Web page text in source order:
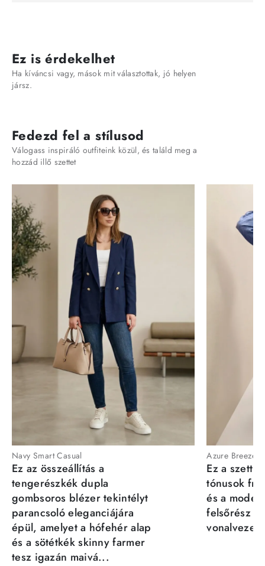
Ez is érdekelhet
Ha kíváncsi vagy, mások mit választottak, jó helyen
jársz.
Fedezd fel a stílusod
Válogass inspiráló outfiteink közül, és találd meg a
hozzád illő szettet
Navy Smart Casual
Ez az összeállítás a
tengerészkék dupla
gombsoros blézer tekintélyt
parancsoló eleganciájára
épül, amelyet a hófehér alap
és a sötétkék skinny farmer
tesz igazán maivá...
Azure Breeze
Ez a szett
tónusok
és a
felsőrész